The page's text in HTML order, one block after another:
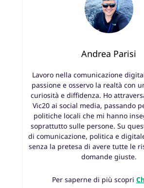
Andrea Parisi
Lavoro nella comunicazione
passione e osservo la realtà con
curiosità e diffidenza. Ho
Vic20 ai social media, passando
politiche locali che mi hanno
soprattutto sulle persone. Su
di comunicazione, politica e
senza la pretesa di avere tutte le
domande giuste.
Per saperne di più scopri